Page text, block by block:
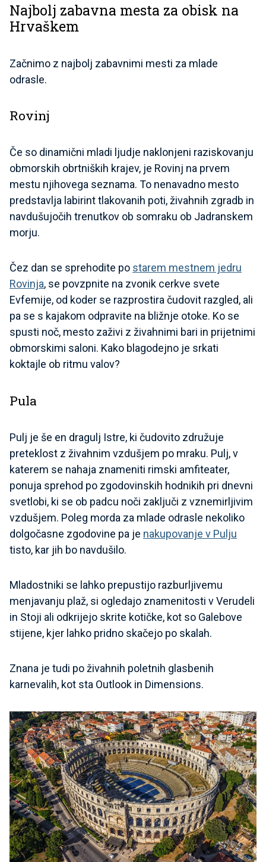
Najbolj zabavna mesta za obisk na
Hrvaškem
Začnimo z najbolj zabavnimi mesti za mlade
odrasle.
Rovinj
Če so dinamični mladi ljudje naklonjeni raziskovanju
obmorskih obrtniških krajev, je Rovinj na prvem
mestu njihovega seznama. To nenavadno mesto
predstavlja labirint tlakovanih poti, živahnih zgradb in
navdušujočih trenutkov ob somraku ob Jadranskem
morju.
Čez dan se sprehodite po starem mestnem jedru
Rovinja, se povzpnite na zvonik cerkve svete
Evfemije, od koder se razprostira čudovit razgled, ali
pa se s kajakom odpravite na bližnje otoke. Ko se
spusti noč, mesto zaživi z živahnimi bari in prijetnimi
obmorskimi saloni. Kako blagodejno je srkati
koktajle ob ritmu valov?
Pula
Pulj je še en dragulj Istre, ki čudovito združuje
preteklost z živahnim vzdušjem po mraku. Pulj, v
katerem se nahaja znameniti rimski amfiteater,
ponuja sprehod po zgodovinskih hodnikih pri dnevni
svetlobi, ki se ob padcu noči zaključi z vznemirljivim
vzdušjem. Poleg morda za mlade odrasle nekoliko
dolgočasne zgodovine pa je nakupovanje v Pulju
tisto, kar jih bo navdušilo.
Mladostniki se lahko prepustijo razburljivemu
menjavanju plaž, si ogledajo znamenitosti v Verudeli
in Stoji ali odkrijejo skrite kotičke, kot so Galebove
stijene, kjer lahko pridno skačejo po skalah.
Znana je tudi po živahnih poletnih glasbenih
karnevalih, kot sta Outlook in Dimensions.